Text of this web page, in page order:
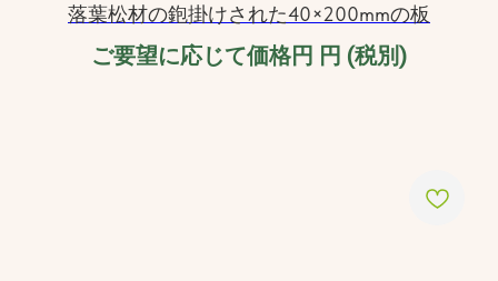
落葉松材の鉋掛けされた40×200mmの板
ご要望に応じて価格円 円 (税別)